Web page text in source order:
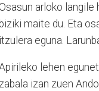
Osasun arloko langile
biziki maite du. Eta
itzulera eguna.
lehen
zabala izan zuen